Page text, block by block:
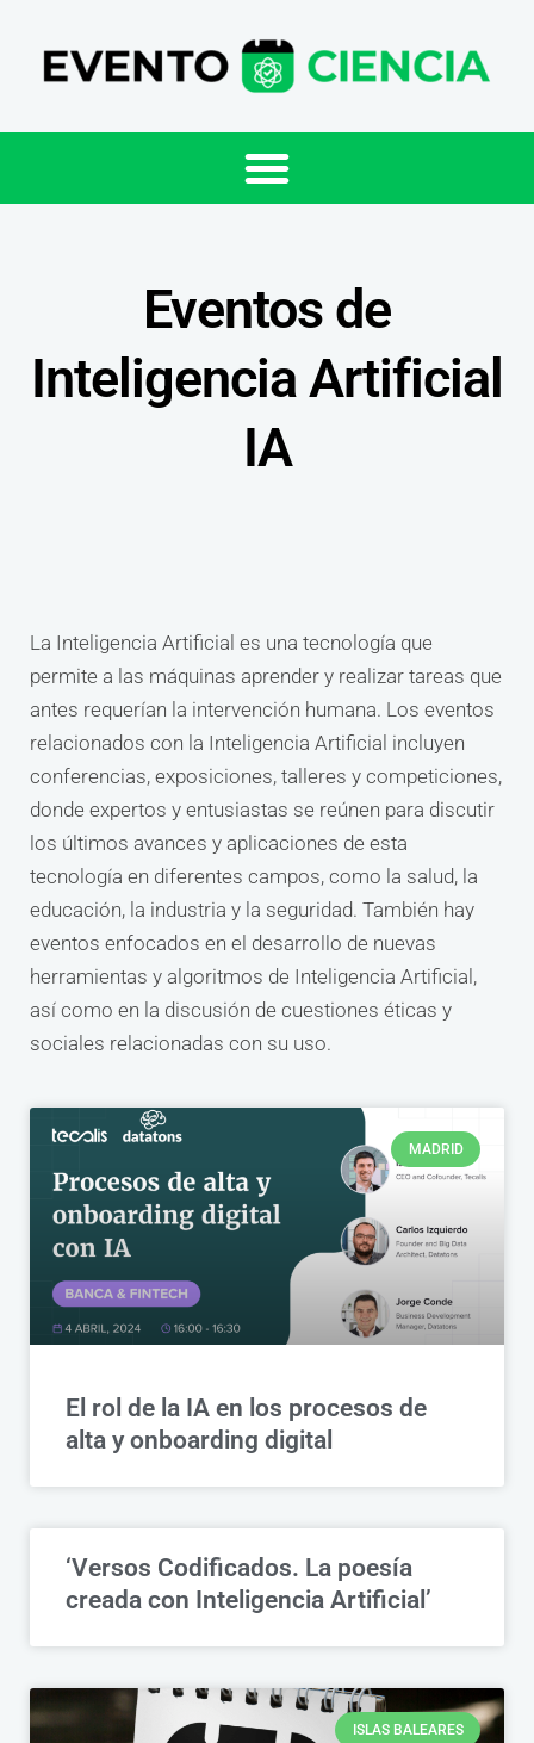
Eventos de
Inteligencia Artificial
IA
La Inteligencia Artificial es una tecnología que
permite a las máquinas aprender y realizar tareas que
antes requerían la intervención humana. Los eventos
relacionados con la Inteligencia Artificial incluyen
conferencias, exposiciones, talleres y competiciones,
donde expertos y entusiastas se reúnen para discutir
los últimos avances y aplicaciones de esta
tecnología en diferentes campos, como la salud, la
educación, la industria y la seguridad. También hay
eventos enfocados en el desarrollo de nuevas
herramientas y algoritmos de Inteligencia Artificial,
así como en la discusión de cuestiones éticas y
sociales relacionadas con su uso.
MADRID
El rol de la IA en los procesos de
alta y onboarding digital
‘Versos Codificados. La poesía
creada con Inteligencia Artificial’
ISLAS BALEARES